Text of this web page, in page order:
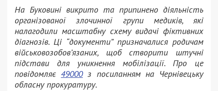
На Буковині викрито та припинено діяльність
організованої злочинної групи медиків, які
налагодили масштабну схему видачі фіктивних
діагнозів. Ці “документи” призначалися родичам
військовозобов’язаних, щоб створити штучні
підстави для уникнення мобілізації. Про це
повідомляє49000з посиланням на Чернівецьку
обласну прокуратуру.